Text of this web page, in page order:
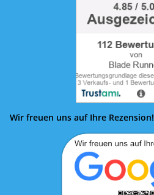
Wir freuen uns auf Ihre Rezension!